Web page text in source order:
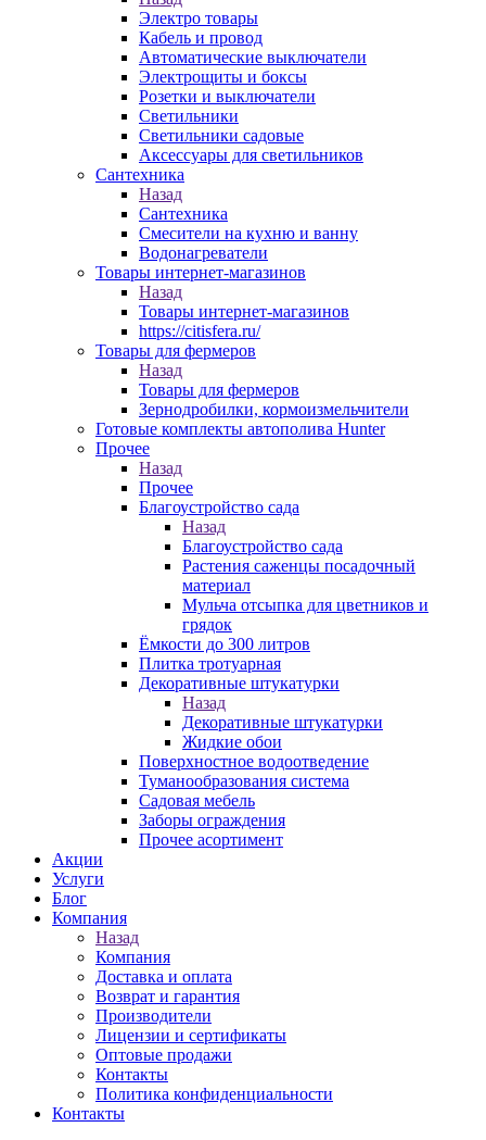
Электро товары
Кабель и провод
Автоматические выключатели
Электрощиты и боксы
Розетки и выключатели
Светильники
Светильники садовые
Аксессуары для светильников
Сантехника
Назад
Сантехника
Смесители на кухню и ванну
Водонагреватели
Товары интернет-магазинов
Назад
Товары интернет-магазинов
https://citisfera.ru/
Товары для фермеров
Назад
Товары для фермеров
Зернодробилки, кормоизмельчители
Готовые комплекты автополива Hunter
Прочее
Назад
Прочее
Благоустройство сада
Назад
Благоустройство сада
Растения саженцы посадочный
материал
Мульча отсыпка для цветников и
грядок
Ёмкости до 300 литров
Плитка тротуарная
Декоративные штукатурки
Назад
Декоративные штукатурки
Жидкие обои
Поверхностное водоотведение
Туманообразования система
Садовая мебель
Заборы ограждения
Прочее асортимент
Акции
Услуги
Блог
Компания
Назад
Компания
Доставка и оплата
Возврат и гарантия
Производители
Лицензии и сертификаты
Оптовые продажи
Контакты
Политика конфиденциальности
Контакты